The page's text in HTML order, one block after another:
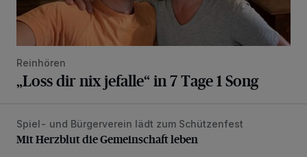
Reinhören
„Loss dir nix jefalle“ in 7 Tage 1 Song
Mit Herzblut die Gemeinschaft leben
Spiel- und Bürgerverein lädt zum Schützenfest
Mit Herzblut die Gemeinschaft leben